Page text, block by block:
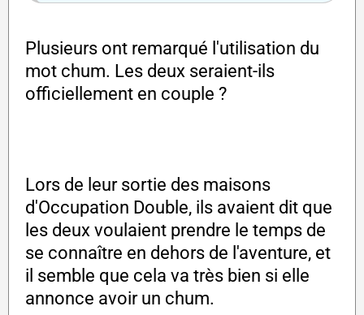
Plusieurs ont remarqué l'utilisation du
mot chum. Les deux seraient-ils
officiellement en couple ?
Lors de leur sortie des maisons
d'Occupation Double, ils avaient dit que
les deux voulaient prendre le temps de
se connaître en dehors de l'aventure, et
il semble que cela va très bien si elle
annonce avoir un chum.